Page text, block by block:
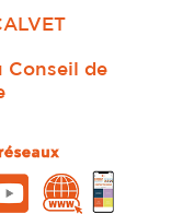
Conseil de